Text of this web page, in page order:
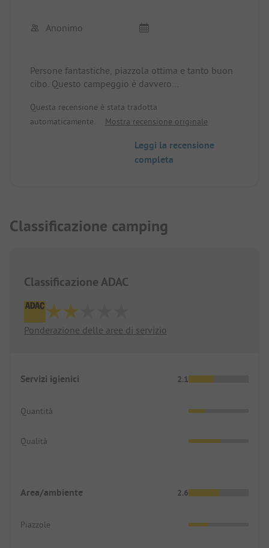
Anonimo
Persone fantastiche, piazzola ottima e tanto buon
cibo. Questo campeggio è davvero
Questa recensione è stata tradotta
automaticamente.
Mostra recensione originale
Leggi la recensione
completa
Classificazione camping
Classificazione ADAC
Ponderazione delle aree di servizio
Servizi igienici 2.1
Quantità
Qualità
Area/ambiente 2.6
Piazzole